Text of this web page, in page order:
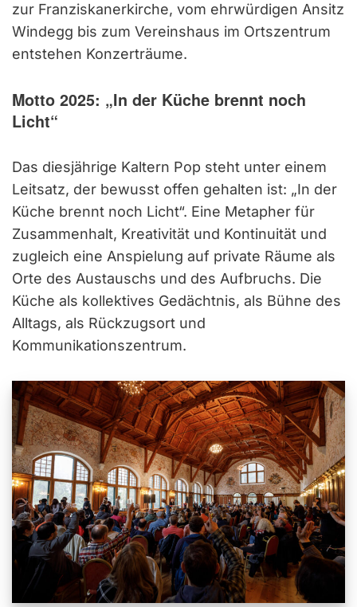
zur Franziskanerkirche, vom ehrwürdigen Ansitz
Windegg bis zum Vereinshaus im Ortszentrum
entstehen Konzerträume.
Motto 2025: „In der Küche brennt noch
Licht“
Das diesjährige Kaltern Pop steht unter einem
Leitsatz, der bewusst offen gehalten ist: „In der
Küche brennt noch Licht“. Eine Metapher für
Zusammenhalt, Kreativität und Kontinuität und
zugleich eine Anspielung auf private Räume als
Orte des Austauschs und des Aufbruchs. Die
Küche als kollektives Gedächtnis, als Bühne des
Alltags, als Rückzugsort und
Kommunikationszentrum.